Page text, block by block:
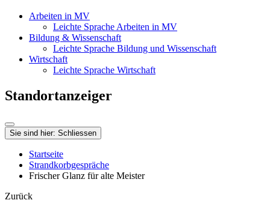
Arbeiten in MV
Leichte Sprache Arbeiten in MV
Bildung & Wissenschaft
Leichte Sprache Bildung und Wissenschaft
Wirtschaft
Leichte Sprache Wirtschaft
Standortanzeiger
Sie sind hier: Schliessen
Startseite
Strandkorbgespräche
Frischer Glanz für alte Meister
Zurück